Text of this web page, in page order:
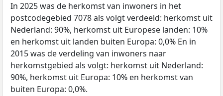
In 2025 was de herkomst van inwoners in het
postcodegebied 7078 als volgt verdeeld: herkomst uit
Nederland: 90%, herkomst uit Europese landen: 10%
en herkomst uit landen buiten Europa: 0,0% En in
2015 was de verdeling van inwoners naar
herkomstgebied als volgt: herkomst uit Nederland:
90%, herkomst uit Europa: 10% en herkomst van
buiten Europa: 0,0%.